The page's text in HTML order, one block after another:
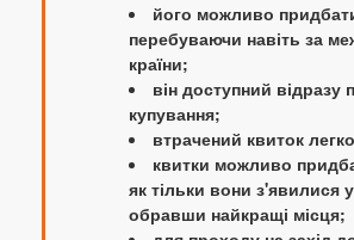
його можливо
перебуваючи навіть за
країни;
він доступний відразу
купування;
втрачений квиток
квитки можливо
як тільки вони з'явилися
обравши найкращі місця;